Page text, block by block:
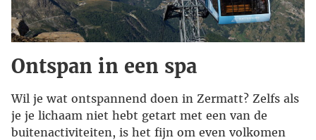
Ontspan in een spa
Wil je wat ontspannend doen in Zermatt? Zelfs als
je je lichaam niet hebt getart met een van de
buitenactiviteiten, is het fijn om even volkomen